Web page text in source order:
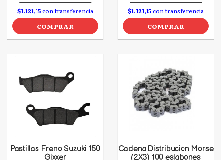
$1.121,15con transferencia
COMPRAR
$1.121,15con transferencia
COMPRAR
Pastillas Freno Suzuki 150
Gixxer
Cadena Distribucion Morse
(2X3) 100 eslabones